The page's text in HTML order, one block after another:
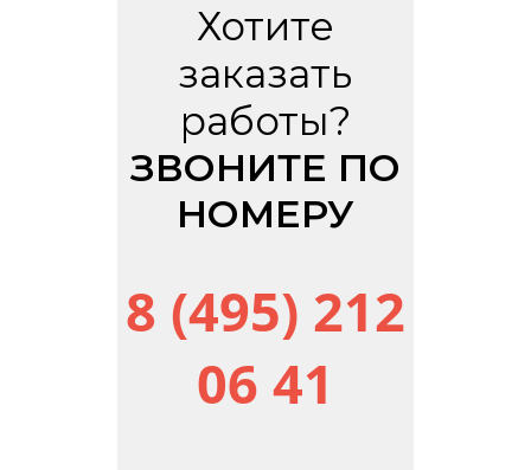
Хотите
заказать
работы?
ЗВОНИТЕ ПО
НОМЕРУ
8 (495) 212
06 41